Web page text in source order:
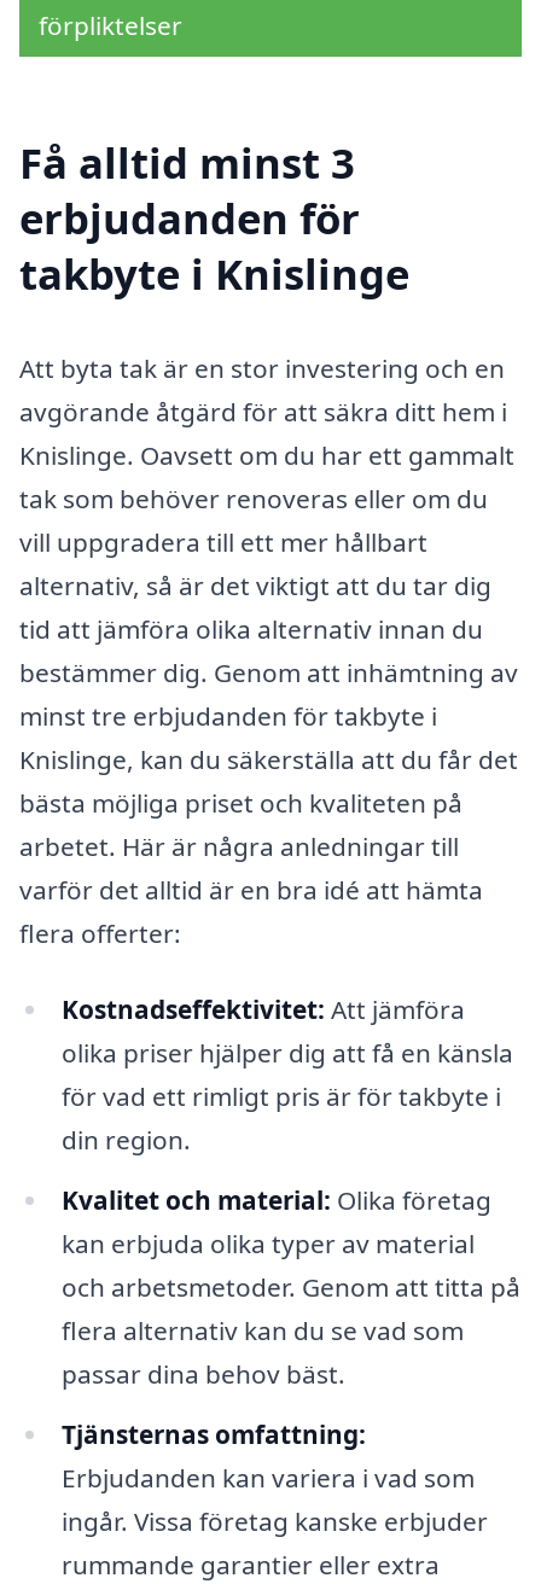
förpliktelser
Få alltid minst 3
erbjudanden för
takbyte i Knislinge
Att byta tak är en stor investering och en
avgörande åtgärd för att säkra ditt hem i
Knislinge. Oavsett om du har ett gammalt
tak som behöver renoveras eller om du
vill uppgradera till ett mer hållbart
alternativ, så är det viktigt att du tar dig
tid att jämföra olika alternativ innan du
bestämmer dig. Genom att inhämtning av
minst tre erbjudanden för takbyte i
Knislinge, kan du säkerställa att du får det
bästa möjliga priset och kvaliteten på
arbetet. Här är några anledningar till
varför det alltid är en bra idé att hämta
flera offerter:
Kostnadseffektivitet: Att jämföra
olika priser hjälper dig att få en känsla
för vad ett rimligt pris är för takbyte i
din region.
Kvalitet och material: Olika företag
kan erbjuda olika typer av material
och arbetsmetoder. Genom att titta på
flera alternativ kan du se vad som
passar dina behov bäst.
Tjänsternas omfattning:
Erbjudanden kan variera i vad som
ingår. Vissa företag kanske erbjuder
rummande garantier eller extra